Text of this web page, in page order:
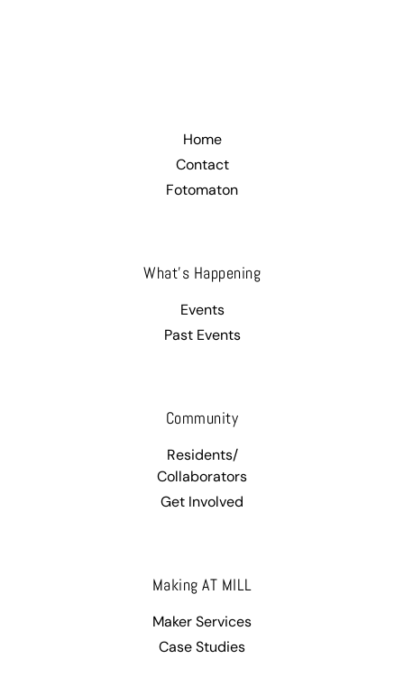
Home
Contact
Fotomaton
What’s Happening
Events
Past Events
Community
Residents/
Collaborators
Get Involved
Making AT MILL
Maker Services
Case Studies